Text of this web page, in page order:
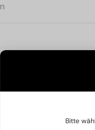
SIE
Bitte